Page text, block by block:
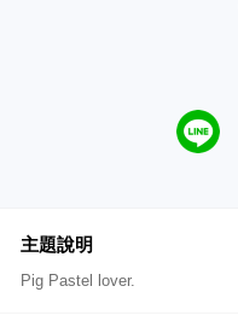
主題說明
Pig Pastel lover.